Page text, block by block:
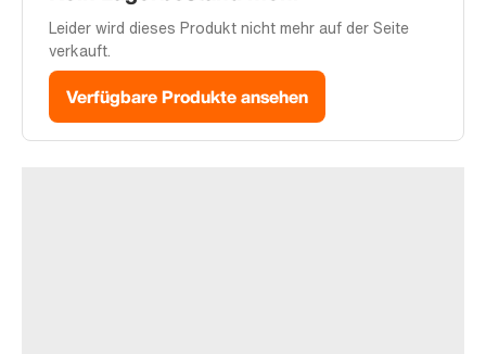
Leider wird dieses Produkt nicht mehr auf der Seite
verkauft.
Verfügbare Produkte ansehen